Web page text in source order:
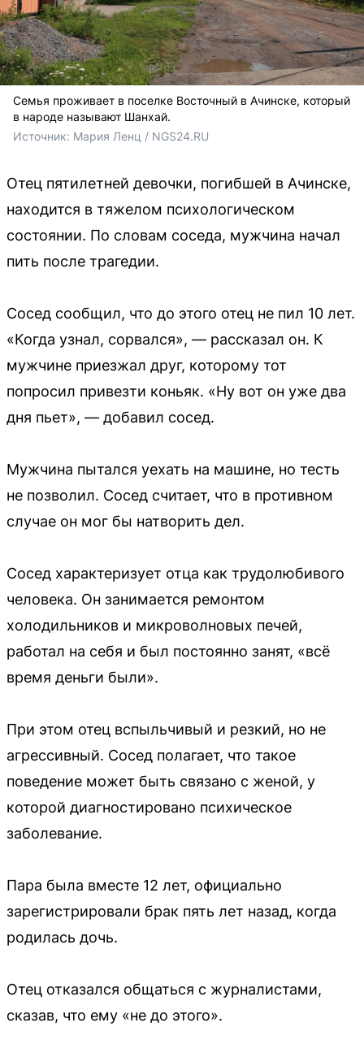
Семья проживает в поселке Восточный в Ачинске, который
в народе называют Шанхай.
Источник: Мария Ленц / NGS24.RU
Отец пятилетней девочки, погибшей в Ачинске,
находится в тяжелом психологическом
состоянии. По словам соседа, мужчина начал
пить после трагедии.
Сосед сообщил, что до этого отец не пил 10 лет.
«Когда узнал, сорвался», — рассказал он. К
мужчине приезжал друг, которому тот
попросил привезти коньяк. «Ну вот он уже два
дня пьет», — добавил сосед.
Мужчина пытался уехать на машине, но тесть
не позволил. Сосед считает, что в противном
случае он мог бы натворить дел.
Сосед характеризует отца как трудолюбивого
человека. Он занимается ремонтом
холодильников и микроволновых печей,
работал на себя и был постоянно занят, «всё
время деньги были».
При этом отец вспыльчивый и резкий, но не
агрессивный. Сосед полагает, что такое
поведение может быть связано с женой, у
которой диагностировано психическое
заболевание.
Пара была вместе 12 лет, официально
зарегистрировали брак пять лет назад, когда
родилась дочь.
Отец отказался общаться с журналистами,
сказав, что ему «не до этого».